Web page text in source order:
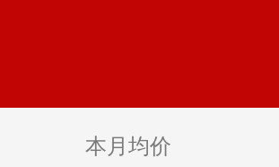
本月均价